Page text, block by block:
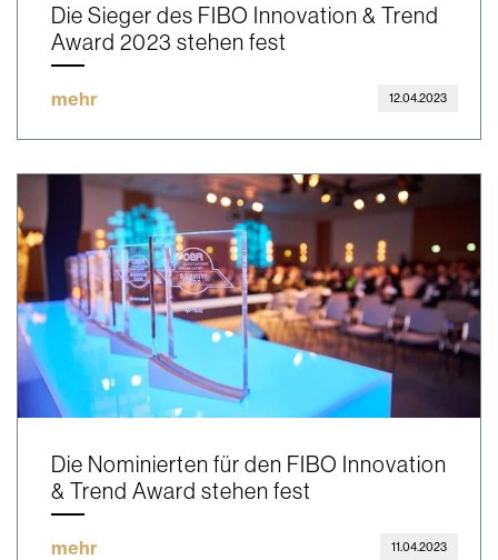
Die Sieger des FIBO Innovation & Trend
Award 2023 stehen fest
mehr 12.04.2023
Die Nominierten für den FIBO Innovation
& Trend Award stehen fest
mehr 11.04.2023